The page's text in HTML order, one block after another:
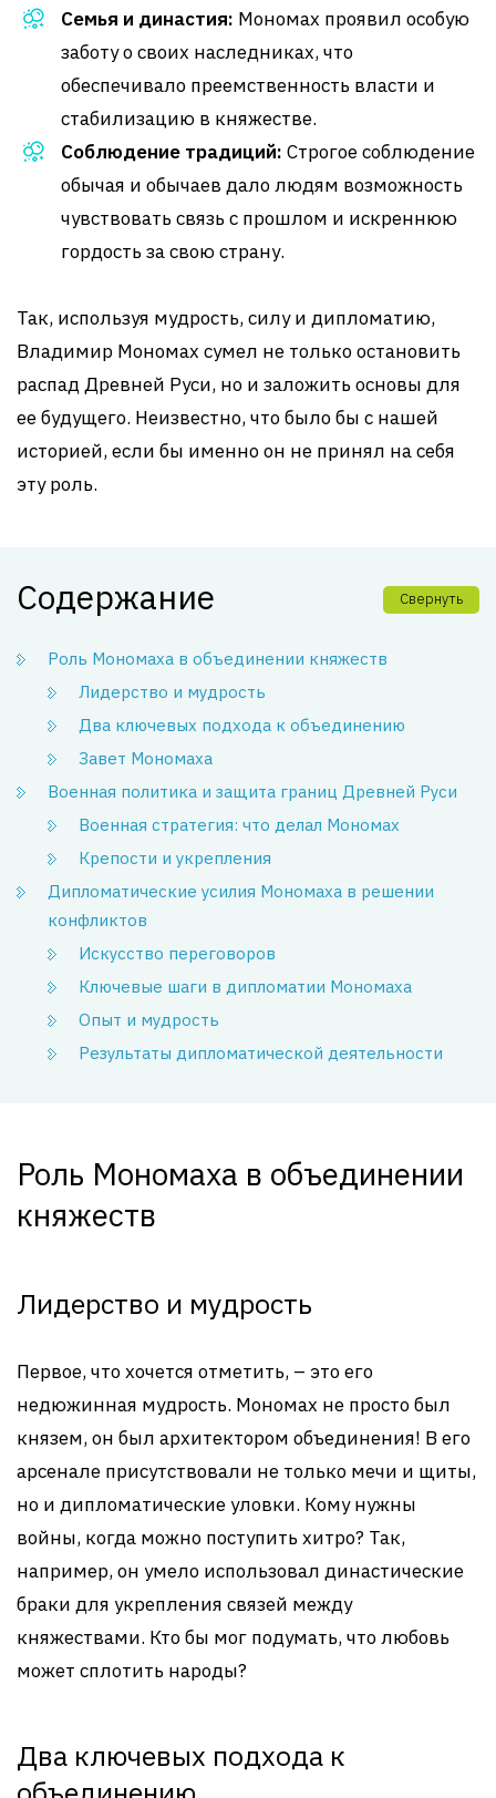
Семья и династия: Мономах проявил особую
заботу о своих наследниках, что
обеспечивало преемственность власти и
стабилизацию в княжестве.
Соблюдение традиций: Строгое соблюдение
обычая и обычаев дало людям возможность
чувствовать связь с прошлом и искреннюю
гордость за свою страну.
Так, используя мудрость, силу и дипломатию,
Владимир Мономах сумел не только остановить
распад Древней Руси, но и заложить основы для
ее будущего. Неизвестно, что было бы с нашей
историей, если бы именно он не принял на себя
эту роль.
Содержание Свернуть
Роль Мономаха в объединении княжеств
Лидерство и мудрость
Два ключевых подхода к объединению
Завет Мономаха
Военная политика и защита границ Древней Руси
Военная стратегия: что делал Мономах
Крепости и укрепления
Дипломатические усилия Мономаха в решении
конфликтов
Искусство переговоров
Ключевые шаги в дипломатии Мономаха
Опыт и мудрость
Результаты дипломатической деятельности
Роль Мономаха в объединении
княжеств
Лидерство и мудрость
Первое, что хочется отметить, – это его
недюжинная мудрость. Мономах не просто был
князем, он был архитектором объединения! В его
арсенале присутствовали не только мечи и щиты,
но и дипломатические уловки. Кому нужны
войны, когда можно поступить хитро? Так,
например, он умело использовал династические
браки для укрепления связей между
княжествами. Кто бы мог подумать, что любовь
может сплотить народы?
Два ключевых подхода к